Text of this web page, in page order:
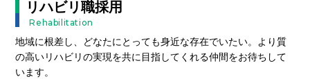
リハビリ職採用
Rehabilitation
地域に根差し、どなたにとっても身近な存在でいたい。より質
の高いリハビリの実現を共に目指してくれる仲間をお待ちして
います。